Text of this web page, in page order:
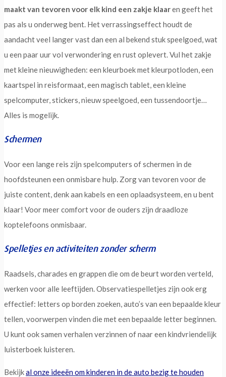
maakt van tevoren voor elk kind een zakje klaaren geeft het
pas als u onderweg bent. Het verrassingseffect houdt de
aandacht veel langer vast dan een al bekend stuk speelgoed, wat
u een paar uur vol verwondering en rust oplevert. Vul het zakje
met kleine nieuwigheden: een kleurboek met kleurpotloden, een
kaartspel in reisformaat, een magisch tablet, een kleine
spelcomputer, stickers, nieuw speelgoed, een tussendoortje…
Alles is mogelijk.
Schermen
Voor een lange reis zijn spelcomputers of schermen in de
hoofdsteunen een onmisbare hulp. Zorg van tevoren voor de
juiste content, denk aan kabels en een oplaadsysteem, en u bent
klaar! Voor meer comfort voor de ouders zijn draadloze
koptelefoons onmisbaar.
Spelletjes en activiteiten zonder scherm
Raadsels, charades en grappen die om de beurt worden verteld,
werken voor alle leeftijden. Observatiespelletjes zijn ook erg
effectief: letters op borden zoeken, auto’s van een bepaalde kleur
tellen, voorwerpen vinden die met een bepaalde letter beginnen.
U kunt ook samen verhalen verzinnen of naar een kindvriendelijk
luisterboek luisteren.
Bekijkal onze ideeën om kinderen in de auto bezig te houden